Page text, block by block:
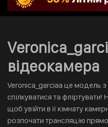
відеокамера
Veronica_garciaa це модель
спілкуватися та фліртувати!
щоб увійти в її кімнату
розпочати трансляцію